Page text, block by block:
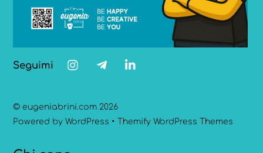
Seguimi
© eugeniabrini.com 2026
Powered byWordPress • Themify WordPress Themes